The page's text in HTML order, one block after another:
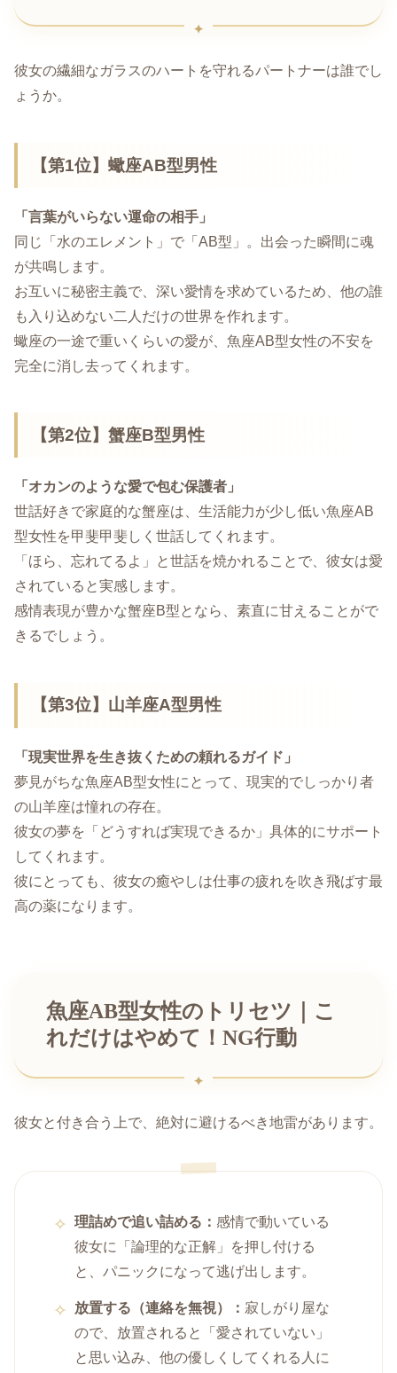
彼女の繊細なガラスのハートを守れるパートナーは誰でし
ょうか。
【第1位】蠍座AB型男性
「言葉がいらない運命の相手」
同じ「水のエレメント」で「AB型」。出会った瞬間に魂
が共鳴します。
お互いに秘密主義で、深い愛情を求めているため、他の誰
も入り込めない二人だけの世界を作れます。
蠍座の一途で重いくらいの愛が、魚座AB型女性の不安を
完全に消し去ってくれます。
【第2位】蟹座B型男性
「オカンのような愛で包む保護者」
世話好きで家庭的な蟹座は、生活能力が少し低い魚座AB
型女性を甲斐甲斐しく世話してくれます。
「ほら、忘れてるよ」と世話を焼かれることで、彼女は愛
されていると実感します。
感情表現が豊かな蟹座B型となら、素直に甘えることがで
きるでしょう。
【第3位】山羊座A型男性
「現実世界を生き抜くための頼れるガイド」
夢見がちな魚座AB型女性にとって、現実的でしっかり者
の山羊座は憧れの存在。
彼女の夢を「どうすれば実現できるか」具体的にサポート
してくれます。
彼にとっても、彼女の癒やしは仕事の疲れを吹き飛ばす最
高の薬になります。
魚座AB型女性のトリセツ｜こ
れだけはやめて！NG行動
彼女と付き合う上で、絶対に避けるべき地雷があります。
理詰めで追い詰める： 感情で動いている
彼女に「論理的な正解」を押し付ける
と、パニックになって逃げ出します。
放置する（連絡を無視）： 寂しがり屋な
ので、放置されると「愛されていない」
と思い込み、他の優しくしてくれる人に